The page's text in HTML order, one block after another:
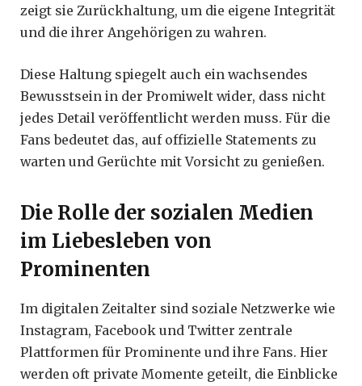
zeigt sie Zurückhaltung, um die eigene Integrität
und die ihrer Angehörigen zu wahren.
Diese Haltung spiegelt auch ein wachsendes
Bewusstsein in der Promiwelt wider, dass nicht
jedes Detail veröffentlicht werden muss. Für die
Fans bedeutet das, auf offizielle Statements zu
warten und Gerüchte mit Vorsicht zu genießen.
Die Rolle der sozialen Medien
im Liebesleben von
Prominenten
Im digitalen Zeitalter sind soziale Netzwerke wie
Instagram, Facebook und Twitter zentrale
Plattformen für Prominente und ihre Fans. Hier
werden oft private Momente geteilt, die Einblicke